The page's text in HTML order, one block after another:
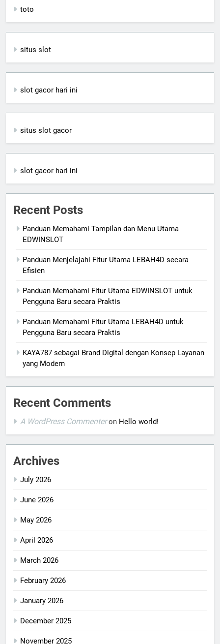
toto
situs slot
slot gacor hari ini
situs slot gacor
slot gacor hari ini
Recent Posts
Panduan Memahami Tampilan dan Menu Utama
EDWINSLOT
Panduan Menjelajahi Fitur Utama LEBAH4D secara
Efisien
Panduan Memahami Fitur Utama EDWINSLOT untuk
Pengguna Baru secara Praktis
Panduan Memahami Fitur Utama LEBAH4D untuk
Pengguna Baru secara Praktis
KAYA787 sebagai Brand Digital dengan Konsep Layanan
yang Modern
Recent Comments
A WordPress Commenteron Hello world!
Archives
July 2026
June 2026
May 2026
April 2026
March 2026
February 2026
January 2026
December 2025
November 2025